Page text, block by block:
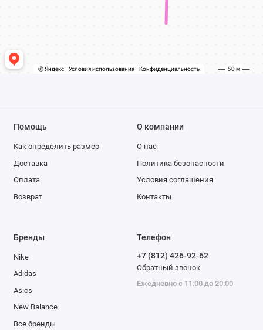
Помощь
Как определить размер
Доставка
Оплата
Возврат
О компании
О нас
Политика безопасности
Условия соглашения
Контакты
Бренды
Nike
Adidas
Asics
New Balance
Все бренды
Телефон
+7 (812) 426-92-62
Обратный звонок
Ежедневно с 11:00 до 20:00